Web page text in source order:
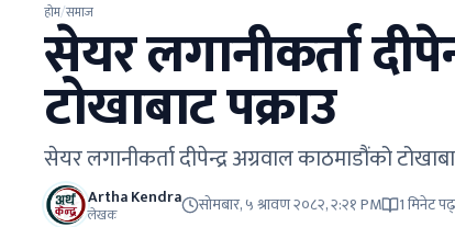
होम/समाज
सेयर लगानीकर्ता
टोखाबाट पक्राउ
सेयर लगानीकर्ता दीपेन्द्र अग्रवाल काठमाडौंको
Artha Kendra
लेखक सोमबार, ५ श्रावण २०८२, २:२१ PM 1 मिनेट